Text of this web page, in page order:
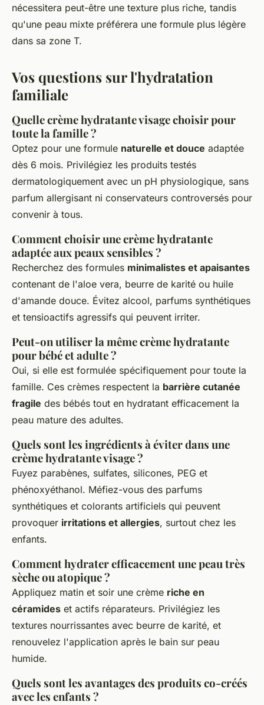
nécessitera peut-être une texture plus riche, tandis
qu'une peau mixte préférera une formule plus légère
dans sa zone T.
Vos questions sur l'hydratation
familiale
Quelle crème hydratante visage choisir pour
toute la famille ?
Optez pour une formule naturelle et douce adaptée
dès 6 mois. Privilégiez les produits testés
dermatologiquement avec un pH physiologique, sans
parfum allergisant ni conservateurs controversés pour
convenir à tous.
Comment choisir une crème hydratante
adaptée aux peaux sensibles ?
Recherchez des formules minimalistes et apaisantes
contenant de l'aloe vera, beurre de karité ou huile
d'amande douce. Évitez alcool, parfums synthétiques
et tensioactifs agressifs qui peuvent irriter.
Peut-on utiliser la même crème hydratante
pour bébé et adulte ?
Oui, si elle est formulée spécifiquement pour toute la
famille. Ces crèmes respectent la barrière cutanée
fragile des bébés tout en hydratant efficacement la
peau mature des adultes.
Quels sont les ingrédients à éviter dans une
crème hydratante visage ?
Fuyez parabènes, sulfates, silicones, PEG et
phénoxyéthanol. Méfiez-vous des parfums
synthétiques et colorants artificiels qui peuvent
provoquer irritations et allergies, surtout chez les
enfants.
Comment hydrater efficacement une peau très
sèche ou atopique ?
Appliquez matin et soir une crème riche en
céramides et actifs réparateurs. Privilégiez les
textures nourrissantes avec beurre de karité, et
renouvelez l'application après le bain sur peau
humide.
Quels sont les avantages des produits co-créés
avec les enfants ?